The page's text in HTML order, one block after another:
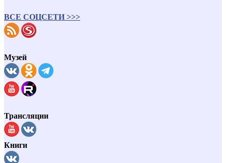
ВСЕ СОЦСЕТИ >>>
Музей
Трансляции
Книги